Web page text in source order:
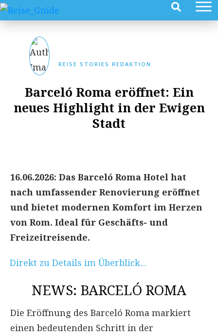
REISE STORIES REDAKTION
Barceló Roma eröffnet: Ein
neues Highlight in der Ewigen
Stadt
16.06.2026: Das Barceló Roma Hotel hat
nach umfassender Renovierung eröffnet
und bietet modernen Komfort im Herzen
von Rom. Ideal für Geschäfts- und
Freizeitreisende.
Direkt zu Details im Überblick...
NEWS: BARCELÓ ROMA
Die Eröffnung des Barceló Roma markiert
einen bedeutenden Schritt in der